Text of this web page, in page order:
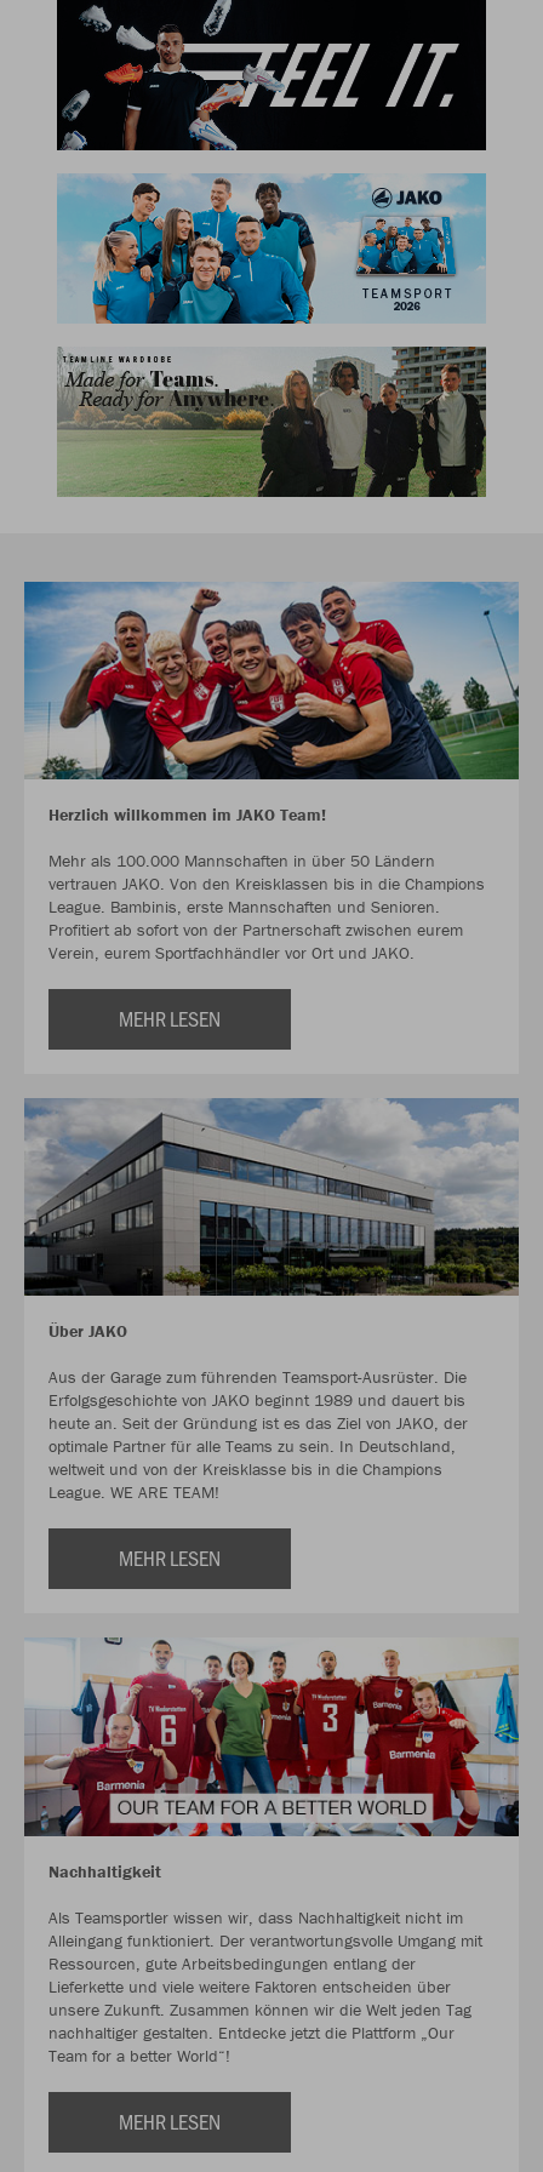
Herzlich willkommen im JAKO Team!
Mehr als 100.000 Mannschaften in über 50 Ländern
vertrauen JAKO. Von den Kreisklassen bis in die Champions
League. Bambinis, erste Mannschaften und Senioren.
Profitiert ab sofort von der Partnerschaft zwischen eurem
Verein, eurem Sportfachhändler vor Ort und JAKO.
MEHR LESEN
Über JAKO
Aus der Garage zum führenden Teamsport-Ausrüster. Die
Erfolgsgeschichte von JAKO beginnt 1989 und dauert bis
heute an. Seit der Gründung ist es das Ziel von JAKO, der
optimale Partner für alle Teams zu sein. In Deutschland,
weltweit und von der Kreisklasse bis in die Champions
League. WE ARE TEAM!
MEHR LESEN
Nachhaltigkeit
Als Teamsportler wissen wir, dass Nachhaltigkeit nicht im
Alleingang funktioniert. Der verantwortungsvolle Umgang mit
Ressourcen, gute Arbeitsbedingungen entlang der
Lieferkette und viele weitere Faktoren entscheiden über
unsere Zukunft. Zusammen können wir die Welt jeden Tag
nachhaltiger gestalten. Entdecke jetzt die Plattform „Our
Team for a better World“!
MEHR LESEN